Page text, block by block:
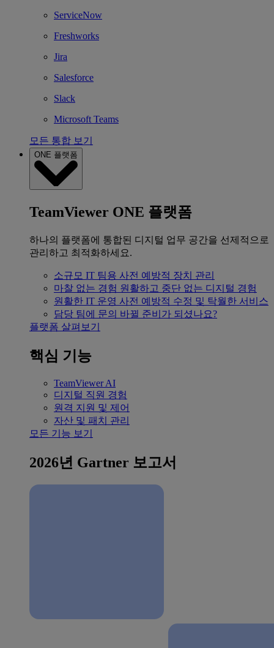
ServiceNow
Freshworks
Jira
Salesforce
Slack
Microsoft Teams
모든 통합 보기
ONE 플랫폼
TeamViewer ONE 플랫폼
하나의 플랫폼에 통합된 디지털 업무 공간을 선제적으로
관리하고 최적화하세요.
소규모 IT 팀용 사전 예방적 장치 관리
마찰 없는 경험 원활하고 중단 없는 디지털 경험
원활한 IT 운영 사전 예방적 수정 및 탁월한 서비스
담당 팀에 문의 바뀔 준비가 되셨나요?
플랫폼 살펴보기
핵심 기능
TeamViewer AI
디지털 직원 경험
원격 지원 및 제어
자산 및 패치 관리
모든 기능 보기
2026년 Gartner 보고서